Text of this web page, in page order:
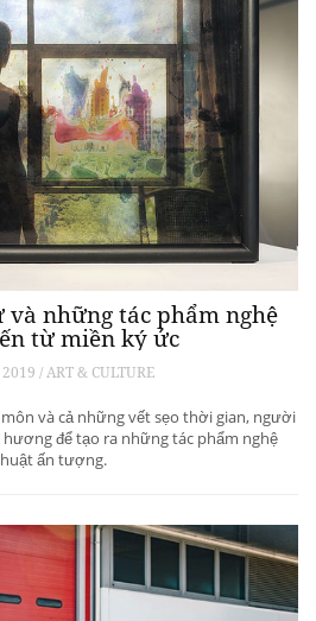
những tác phẩm nghệ
từ miền ký ức
/ ART & CULTURE
và cả những vết sẹo thời gian, người
để tạo ra những tác phẩm nghệ
ấn tượng.